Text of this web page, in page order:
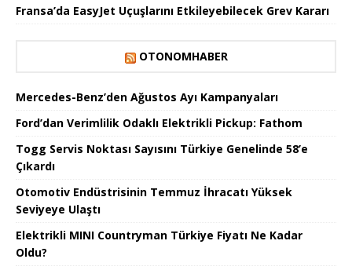
Fransa’da EasyJet Uçuşlarını Etkileyebilecek Grev Kararı
OTONOMHABER
Mercedes-Benz’den Ağustos Ayı Kampanyaları
Ford’dan Verimlilik Odaklı Elektrikli Pickup: Fathom
Togg Servis Noktası Sayısını Türkiye Genelinde 58’e
Çıkardı
Otomotiv Endüstrisinin Temmuz İhracatı Yüksek
Seviyeye Ulaştı
Elektrikli MINI Countryman Türkiye Fiyatı Ne Kadar
Oldu?